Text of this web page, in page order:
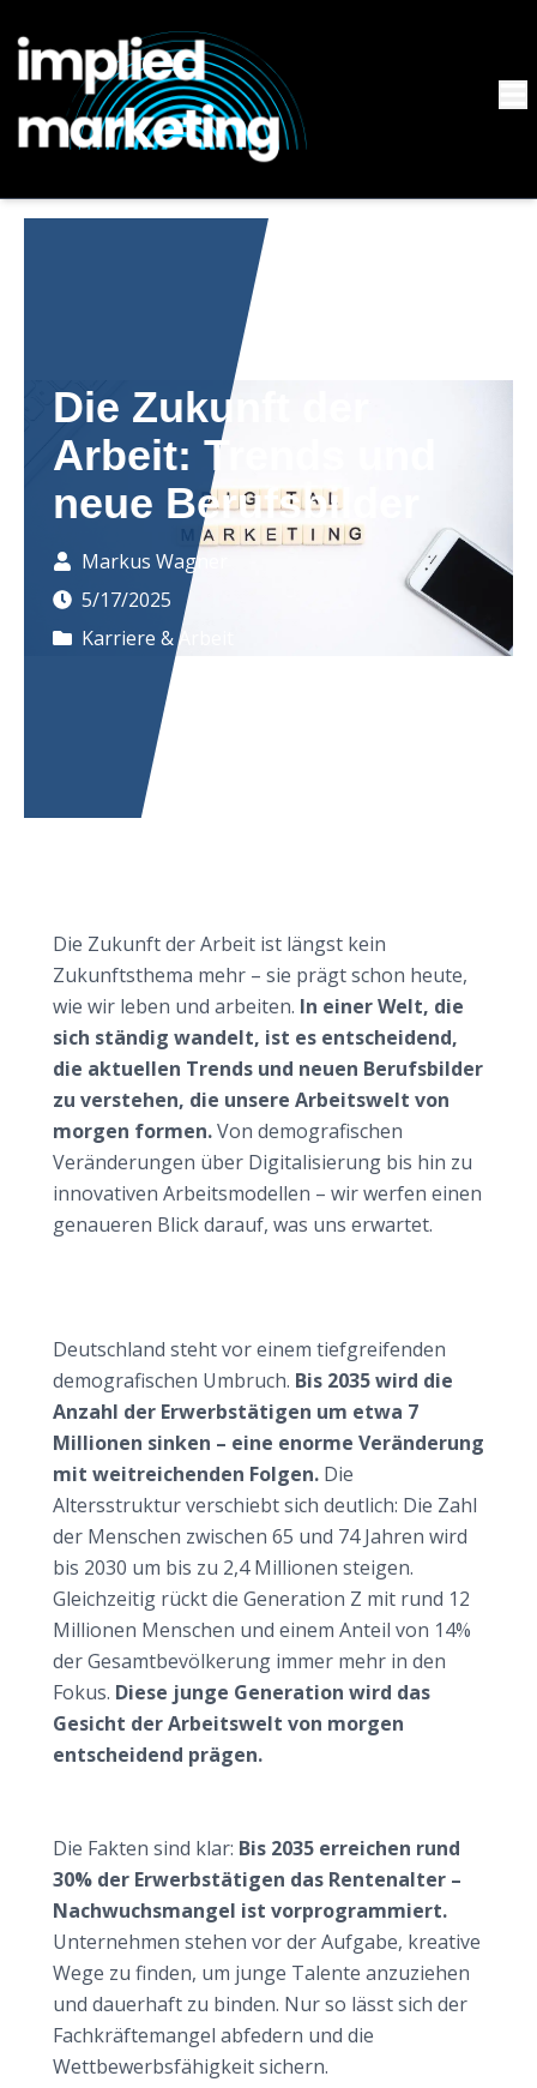
Die Zukunft der
Arbeit: Trends und
neue Berufsbilder
Markus Wagner
5/17/2025
Karriere & Arbeit
Die Zukunft der Arbeit ist längst kein
Zukunftsthema mehr – sie prägt schon heute,
wie wir leben und arbeiten. In einer Welt, die
sich ständig wandelt, ist es entscheidend,
die aktuellen Trends und neuen Berufsbilder
zu verstehen, die unsere Arbeitswelt von
morgen formen.Von demografischen
Veränderungen über Digitalisierung bis hin zu
innovativen Arbeitsmodellen – wir werfen einen
genaueren Blick darauf, was uns erwartet.
Deutschland steht vor einem tiefgreifenden
demografischen Umbruch. Bis 2035 wird die
Anzahl der Erwerbstätigen um etwa 7
Millionen sinken – eine enorme Veränderung
mit weitreichenden Folgen. Die
Altersstruktur verschiebt sich deutlich: Die Zahl
der Menschen zwischen 65 und 74 Jahren wird
bis 2030 um bis zu 2,4 Millionen steigen.
Gleichzeitig rückt die Generation Z mit rund 12
Millionen Menschen und einem Anteil von 14%
der Gesamtbevölkerung immer mehr in den
Fokus. Diese junge Generation wird das
Gesicht der Arbeitswelt von morgen
entscheidend prägen.
Die Fakten sind klar: Bis 2035 erreichen rund
30% der Erwerbstätigen das Rentenalter –
Nachwuchsmangel ist vorprogrammiert.
Unternehmen stehen vor der Aufgabe, kreative
Wege zu finden, um junge Talente anzuziehen
und dauerhaft zu binden. Nur so lässt sich der
Fachkräftemangel abfedern und die
Wettbewerbsfähigkeit sichern.